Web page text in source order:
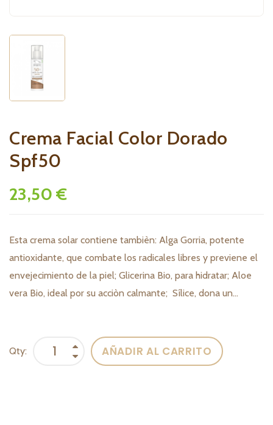
Crema Facial Color Dorado
Spf50
23,50 €
Esta crema solar contiene tambièn: Alga Gorria, potente
antioxidante, que combate los radicales libres y previene el
envejecimiento de la piel; Glicerina Bio, para hidratar; Aloe
vera Bio, ideal por su acciòn calmante; Sílice, dona un...
Qty: AÑADIR AL CARRITO